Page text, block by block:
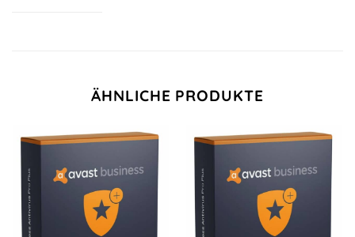
ÄHNLICHE PRODUKTE